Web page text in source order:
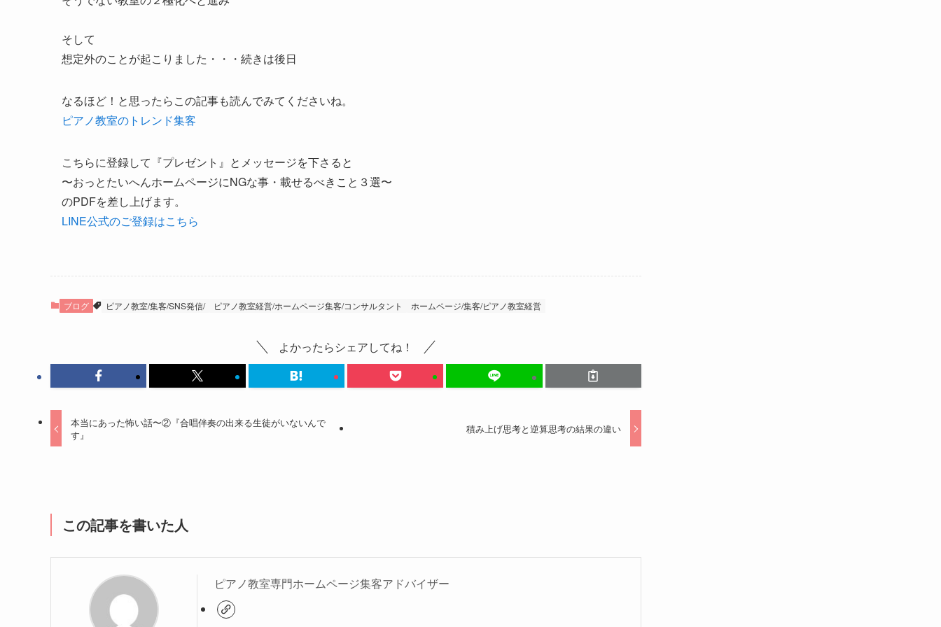
そして
想定外のことが起こりました・・・続きは後日
なるほど！と思ったらこの記事も読んでみてくださいね。
ピアノ教室のトレンド集客
こちらに登録して『プレゼント』とメッセージを下さると
〜おっとたいへんホームページにNGな事・載せるべきこと３選〜
のPDFを差し上げます。
LINE公式のご登録はこちら
ブログ ピアノ教室/集客/SNS発信/ ピアノ教室経営/ホームページ集客/コンサルタント ホームページ/集客/ピアノ教室経営
よかったらシェアしてね！
本当にあった怖い話〜②『合唱伴奏の出来る生徒がいないんで
す』
積み上げ思考と逆算思考の結果の違い
この記事を書いた人
ピアノ教室専門ホームページ集客アドバイザー